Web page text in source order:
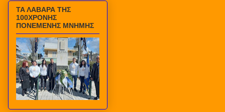
ΤΑ ΛΑΒΑΡΑ ΤΗΣ
100ΧΡΟΝΗΣ
ΠΟΝΕΜΕΝΗΣ ΜΝΗΜΗΣ